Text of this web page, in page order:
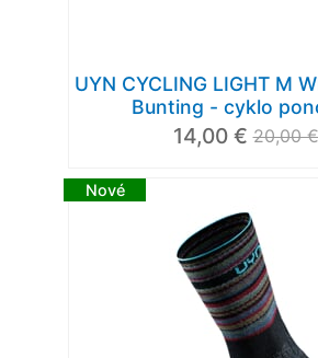
UYN CYCLING LIGHT M
Bunting - cyklo
14,00 € 20,00 €
Nové